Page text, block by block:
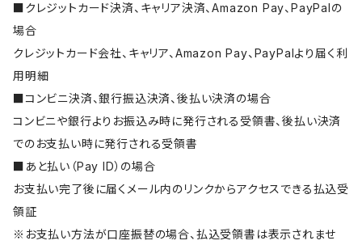
■クレジットカード決済、キャリア決済、Amazon Pay、PayPalの
場合
クレジットカード会社、キャリア、Amazon Pay、PayPalより届く利
用明細
■コンビニ決済、銀行振込決済、後払い決済の場合
コンビニや銀行よりお振込み時に発行される受領書、後払い決済
でのお支払い時に発行される受領書
■あと払い（Pay ID）の場合
お支払い完了後に届くメール内のリンクからアクセスできる払込受
領証
※お支払い方法が口座振替の場合、払込受領書は表示されませ